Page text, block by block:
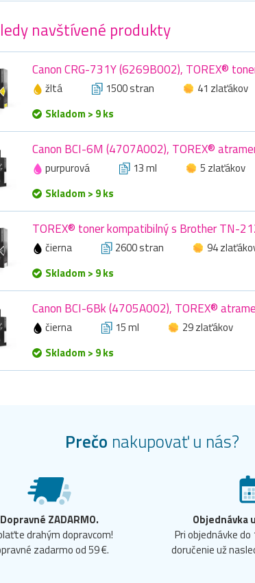
navštívené produkty
Canon CRG-731Y (6269B002), TOREX®
žltá 1500 stran
41 zlaťákov
Skladom > 9 ks
Canon BCI-6M (4707A002), TOREX®
purpurová 13 ml
5 zlaťákov
Skladom > 9 ks
TOREX® toner kompatibilný s Brother TN-
čierna 2600 stran
94
Skladom > 9 ks
Canon BCI-6Bk (4705A002), TOREX®
čierna 15 ml
29 zlaťákov
Skladom > 9 ks
Prečo nakupovať u nás?
Dopravné ZADARMO.
drahým dopravcom!
zadarmo od 59 €.
Objednávka
Pri objednávke
doručenie už